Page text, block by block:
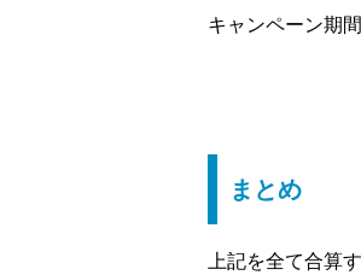
キャンペーン期
まとめ
上記を全て合算